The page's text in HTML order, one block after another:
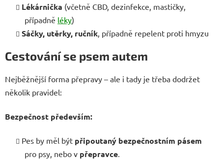
Lékárnička (včetně CBD, dezinfekce, mastičky,
případně léky)
Sáčky, utěrky, ručník, případně repelent proti hmyzu
Cestování se psem autem
Nejběžnější forma přepravy – ale i tady je třeba dodržet
několik pravidel:
Bezpečnost především:
Pes by měl být připoutaný bezpečnostním pásem
pro psy, nebo v přepravce.